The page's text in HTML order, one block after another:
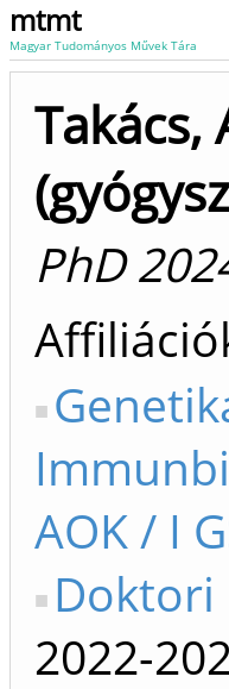
mtmt
Magyar Tudományos Művek Tára
Takács,
PhD
AOK / I
Doktori
2022-